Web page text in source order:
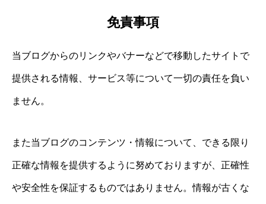
免責事項
当ブログからのリンクやバナーなどで移動したサイトで
提供される情報、サービス等について一切の責任を負い
ません。
また当ブログのコンテンツ・情報について、できる限り
正確な情報を提供するように努めておりますが、正確性
や安全性を保証するものではありません。情報が古くな